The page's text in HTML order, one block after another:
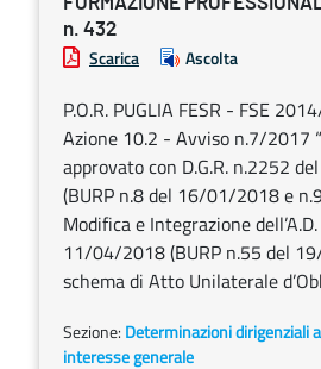
n. 432
Scarica Ascolta
P.O.R. PUGLIA FESR - FSE
Azione 10.2 - Avviso n.7/2017
approvato con D.G.R. n.2252
(BURP n.8 del 16/01/2018 e
Modifica e Integrazione
11/04/2018 (BURP n.55 del
schema di Atto Unilaterale
Sezione: Determinazioni dirigenziali
interesse generale